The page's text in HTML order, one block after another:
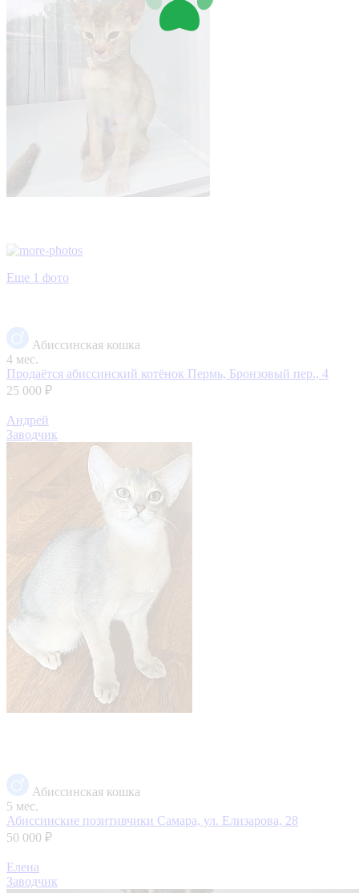
Еще 1 фото
Абиссинская кошка
4 мес.
Продаётся абиссинский котёнок Пермь, Бронзовый пер., 4
25 000 ₽
Андрей
Заводчик
Абиссинская кошка
5 мес.
Абиссинские позитивчики Самара, ул. Елизарова, 28
50 000 ₽
Елена
Заводчик